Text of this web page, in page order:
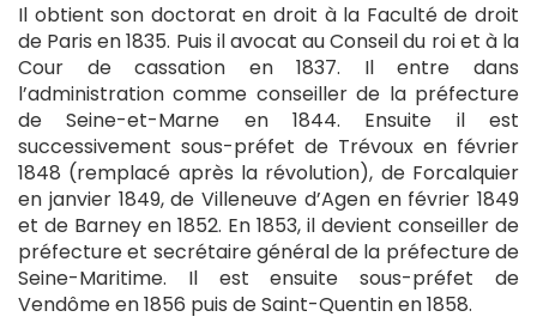
Il obtient son doctorat en droit à la Faculté de droit
de Paris en 1835. Puis il avocat au Conseil du roi et à la
Cour de cassation en 1837. Il entre dans
l’administration comme conseiller de la préfecture
de Seine-et-Marne en 1844. Ensuite il est
successivement sous-préfet de Trévoux en février
1848 (remplacé après la révolution), de Forcalquier
en janvier 1849, de Villeneuve d’Agen en février 1849
et de Barney en 1852. En 1853, il devient conseiller de
préfecture et secrétaire général de la préfecture de
Seine-Maritime. Il est ensuite sous-préfet de
Vendôme en 1856 puis de Saint-Quentin en 1858.